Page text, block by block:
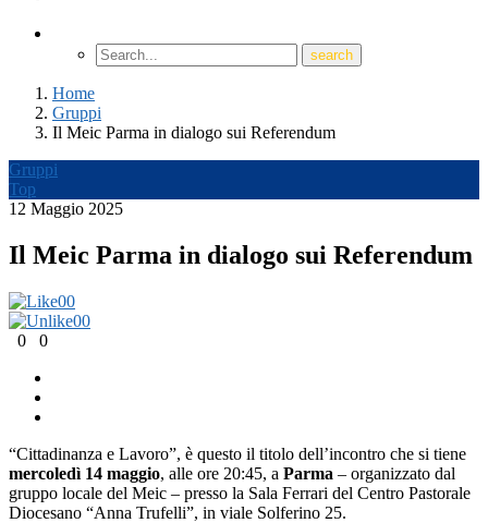
Home
Gruppi
Il Meic Parma in dialogo sui Referendum
Gruppi
Top
12 Maggio 2025
Il Meic Parma in dialogo sui Referendum
00
00
0
0
“Cittadinanza e Lavoro”, è questo il titolo dell’incontro che si tiene
mercoledì 14 maggio, alle ore 20:45, a Parma – organizzato dal
gruppo locale del Meic – presso la Sala Ferrari del Centro Pastorale
Diocesano “Anna Trufelli”, in viale Solferino 25.